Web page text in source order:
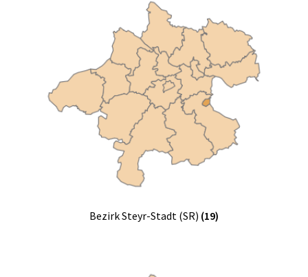
Bezirk Steyr-Stadt (SR) (19)